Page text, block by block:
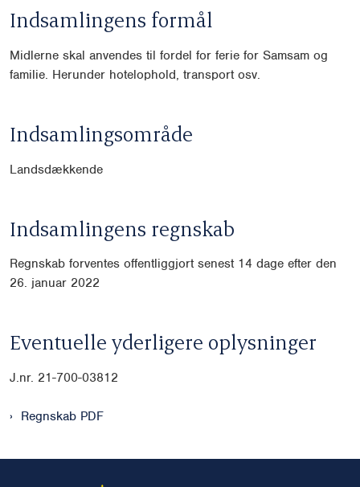
Indsamlingens formål
Midlerne skal anvendes til fordel for ferie for Samsam og
familie. Herunder hotelophold, transport osv.
Indsamlingsområde
Landsdækkende
Indsamlingens regnskab
Regnskab forventes offentliggjort senest 14 dage efter den
26. januar 2022
Eventuelle yderligere oplysninger
J.nr. 21-700-03812
Regnskab PDF